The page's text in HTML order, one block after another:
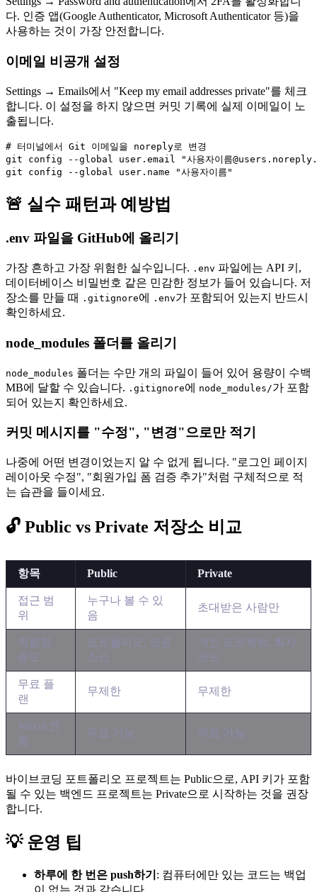
다. 인증 앱(Google Authenticator, Microsoft Authenticator 등)을
사용하는 것이 가장 안전합니다.
이메일 비공개 설정
Settings → Emails에서 "Keep my email addresses private"를 체크
합니다. 이 설정을 하지 않으면 커밋 기록에 실제 이메일이 노
출됩니다.
# 터미널에서 Git 이메일을 noreply로 변경
git config --global user.email "사용자이름
🚨 실수 패턴과 예방법
.env 파일을 GitHub에 올리기
가장 흔하고 가장 위험한 실수입니다. .env 파일에는 API 키,
데이터베이스 비밀번호 같은 민감한 정보가 들어 있습니다. 저
장소를 만들 때
.gitignore에 .env가 포함되어 있는지 반드시
확인하세요.
node_modules 폴더를 올리기
node_modules 폴더는 수만 개의 파일이 들어 있어 용량이 수백
MB에 달할 수 있습니다. .gitignore에 node_modules/가 포함
되어 있는지 확인하세요.
커밋 메시지를 "수정", "변경"으로만 적기
나중에 어떤 변경이었는지 알 수 없게 됩니다. "로그인 페이지
레이아웃 수정", "회원가입 폼 검증 추가"처럼 구체적으로 적
는 습관을 들이세요.
🔓 Public vs Private 저장소 비교
항목 Public Private
접근 범
위
누구나 볼 수 있
음
초대받은 사람만
적합한
용도
포트폴리오, 오픈
소스
개인 프로젝트, 회사
코드
무료 플
랜
무제한 무제한
Vercel 연
동
무료 가능 무료 가능
바이브코딩 포트폴리오 프로젝트는 Public으로, API 키가 포함
될 수 있는 백엔드 프로젝트는 Private으로 시작하는 것을 권장
합니다.
💡 운영 팁
하루에 한 번은 push하기 : 컴퓨터에만 있는 코드는 백업
이 없는 것과 같습니다.